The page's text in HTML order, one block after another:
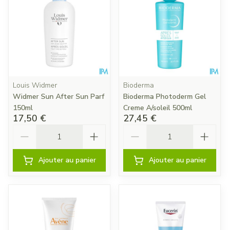
Louis Widmer
Widmer Sun After Sun Parf
150ml
17,50 €
Ajouter au panier
Bioderma
Bioderma Photoderm Gel
Creme A/soleil 500ml
27,45 €
Ajouter au panier